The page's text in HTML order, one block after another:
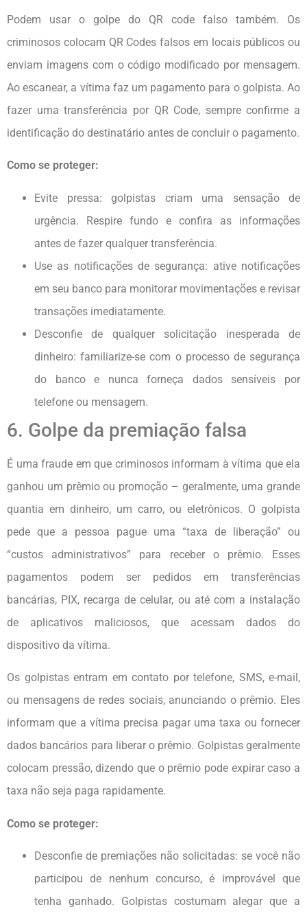
Podem usar o golpe do QR code falso também. Os
criminosos colocam QR Codes falsos em locais públicos ou
enviam imagens com o código modificado por mensagem.
Ao escanear, a vítima faz um pagamento para o golpista. Ao
fazer uma transferência por QR Code, sempre confirme a
identificação do destinatário antes de concluir o pagamento.
Como se proteger:
Evite pressa: golpistas criam uma sensação de
urgência. Respire fundo e confira as informações
antes de fazer qualquer transferência.
Use as notificações de segurança: ative notificações
em seu banco para monitorar movimentações e revisar
transações imediatamente.
Desconfie de qualquer solicitação inesperada de
dinheiro: familiarize-se com o processo de segurança
do banco e nunca forneça dados sensíveis por
telefone ou mensagem.
6. Golpe da premiação falsa
É uma fraude em que criminosos informam à vítima que ela
ganhou um prêmio ou promoção – geralmente, uma grande
quantia em dinheiro, um carro, ou eletrônicos. O golpista
pede que a pessoa pague uma “taxa de liberação” ou
“custos administrativos” para receber o prêmio. Esses
pagamentos podem ser pedidos em transferências
bancárias, PIX, recarga de celular, ou até com a instalação
de aplicativos maliciosos, que acessam dados do
dispositivo da vítima.
Os golpistas entram em contato por telefone, SMS, e-mail,
ou mensagens de redes sociais, anunciando o prêmio. Eles
informam que a vítima precisa pagar uma taxa ou fornecer
dados bancários para liberar o prêmio. Golpistas geralmente
colocam pressão, dizendo que o prêmio pode expirar caso a
taxa não seja paga rapidamente.
Como se proteger:
Desconfie de premiações não solicitadas: se você não
participou de nenhum concurso, é improvável que
tenha ganhado. Golpistas costumam alegar que a